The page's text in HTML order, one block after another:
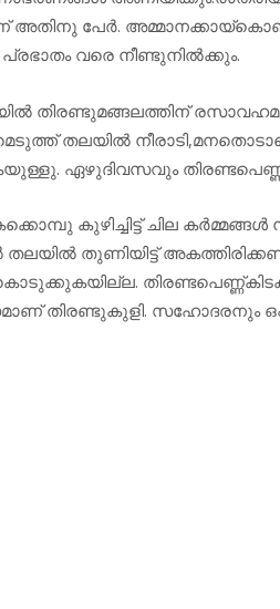
അതിനു പേര്‍.
വരെ നീണ്ടുനില്‍ക്കും.
തിരണ്ടുമങ്ങലത്തിന്
തലയില്‍
ഏഴുദിവസവും തിരണ്ടപെണ്ണ്
കുഴിച്ചിട്ട് ചില
തുണിയിട്ട്
തിരണ്ടുകുളി. സഹോദരനും